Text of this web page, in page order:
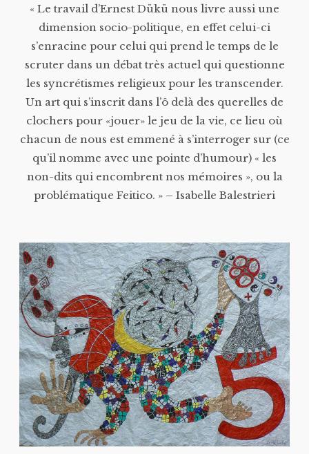
« Le travail d’Ernest Dükü nous livre aussi une
dimension socio-politique, en effet celui-ci
s’enracine pour celui qui prend le temps de le
scruter dans un débat très actuel qui questionne
les syncrétismes religieux pour les transcender.
Un art qui s’inscrit dans l’ô delà des querelles de
clochers pour «jouer» le jeu de la vie, ce lieu où
chacun de nous est emmené à s’interroger sur (ce
qu’il nomme avec une pointe d’humour) « les
non-dits qui encombrent nos mémoires », ou la
problématique Feitico. » – Isabelle Balestrieri